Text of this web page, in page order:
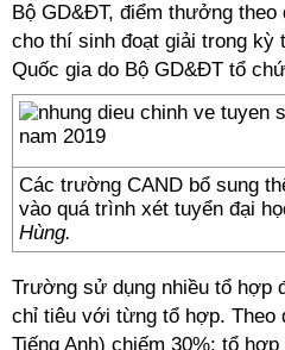
Bộ GD&ĐT, điểm thưởng theo
cho thí sinh đoạt giải trong kỳ
Quốc gia do Bộ GD&ĐT tổ
Các trường CAND bổ sung
vào quá trình xét tuyển đại
Hùng.
Trường sử dụng nhiều tổ hợp
chỉ tiêu với từng tổ hợp. Theo
Tiếng Anh) chiếm 30%: tổ hợp